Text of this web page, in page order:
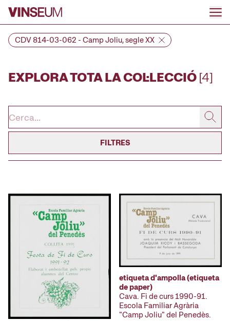
Anar al contingut
CDV 814-03-062 - Camp Joliu, segle XX
EXPLORA TOTA LA COL·LECCIÓ[4]
FILTRES
etiqueta d'ampolla (etiqueta
de paper)
Cava. Fi de curs 1990-91.
Escola Familiar Agrària
"Camp Joliu" del Penedès.